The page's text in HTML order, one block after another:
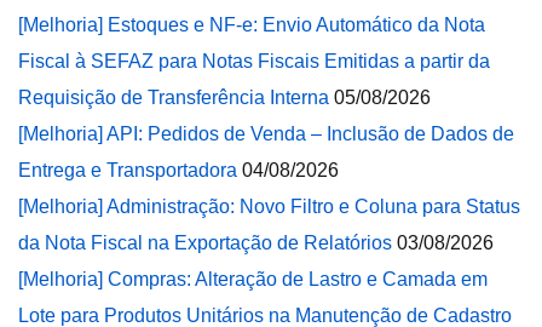
[Melhoria] Estoques e NF-e: Envio Automático da Nota
Fiscal à SEFAZ para Notas Fiscais Emitidas a partir da
Requisição de Transferência Interna 05/08/2026
[Melhoria] API: Pedidos de Venda – Inclusão de Dados de
Entrega e Transportadora 04/08/2026
[Melhoria] Administração: Novo Filtro e Coluna para Status
da Nota Fiscal na Exportação de Relatórios 03/08/2026
[Melhoria] Compras: Alteração de Lastro e Camada em
Lote para Produtos Unitários na Manutenção de Cadastro